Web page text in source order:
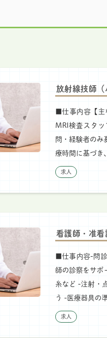
放射線技師（
■仕事内容【
MRI検査スタ
問・経験者の
療時間に基づき
求人
看護師・准看
■仕事内容-問
師の診察をサポ
糸など -注射・
う -医療器具の
求人